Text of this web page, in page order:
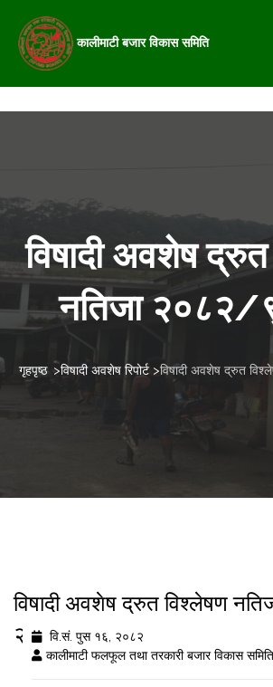
कालीमाटी बजार विकास समिति
विषादी अवशेष
नतिजा
गृहपृष्ठ >विषादी अवशेष रिपोर्ट>विषादी अवशेष द्रुत
विषादी अवशेष द्रुत विश्लेषण
२०८२/९/१६
वि.सं. पुस १६, २०८२
कालीमाटी फलफूल तथा तरकारी बजार विकास समिति